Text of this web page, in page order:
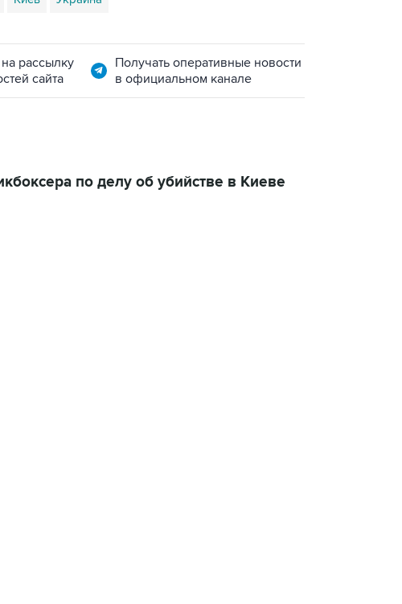
рассылку
сайта
Получать оперативные новости
в официальном канале
по делу об убийстве в Киеве